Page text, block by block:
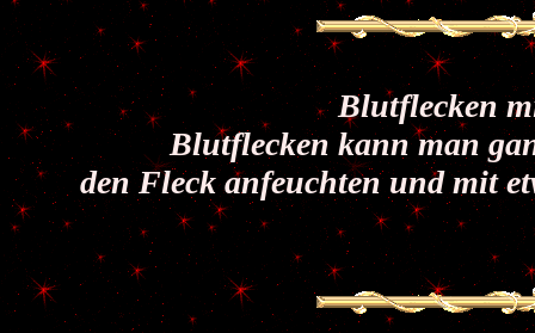
Blutflecken
Blutflecken kann man
den Fleck anfeuchten und mit